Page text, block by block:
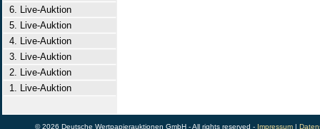
6. Live-Auktion
5. Live-Auktion
4. Live-Auktion
3. Live-Auktion
2. Live-Auktion
1. Live-Auktion
© 2026 Deutsche Wertpapierauktionen GmbH - All rights reserved - Impressum|